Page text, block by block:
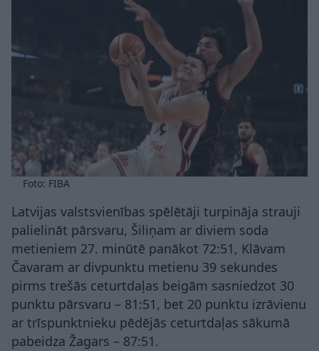
Foto: FIBA
Latvijas valstsvienības spēlētāji turpināja strauji
palielināt pārsvaru, Šiliņam ar diviem soda
metieniem 27. minūtē panākot 72:51, Klāvam
Čavaram ar divpunktu metienu 39 sekundes
pirms trešās ceturtdaļas beigām sasniedzot 30
punktu pārsvaru – 81:51, bet 20 punktu izrāvienu
ar trīspunktnieku pēdējās ceturtdaļas sākumā
pabeidza Žagars – 87:51.